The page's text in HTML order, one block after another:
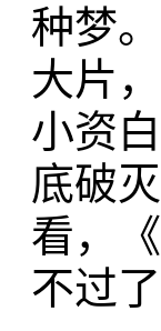
种梦
大片
小资
底破
看，
不过了